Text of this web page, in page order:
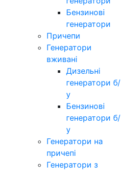
Бензинові
генератори
Причепи
Генератори
вживані
Дизельні
генератори б/
у
Бензинові
генератори б/
у
Генератори на
причепі
Генератори з